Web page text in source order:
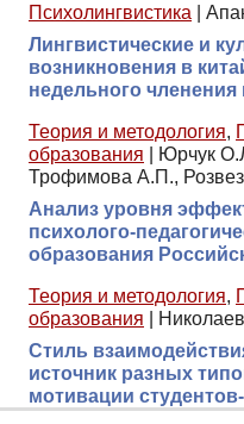
Психолингвистика
Лингвистические и
возникновения в
недельного членения
Теория и методология,
образования
Юрчук
Трофимова А.П.,
Анализ уровня
психолого-
образования
Теория и методология,
образования
Стиль
источник разных
мотивации